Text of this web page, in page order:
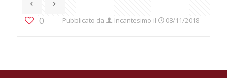
0 Pubblicato da Incantesimo il 08/11/2018